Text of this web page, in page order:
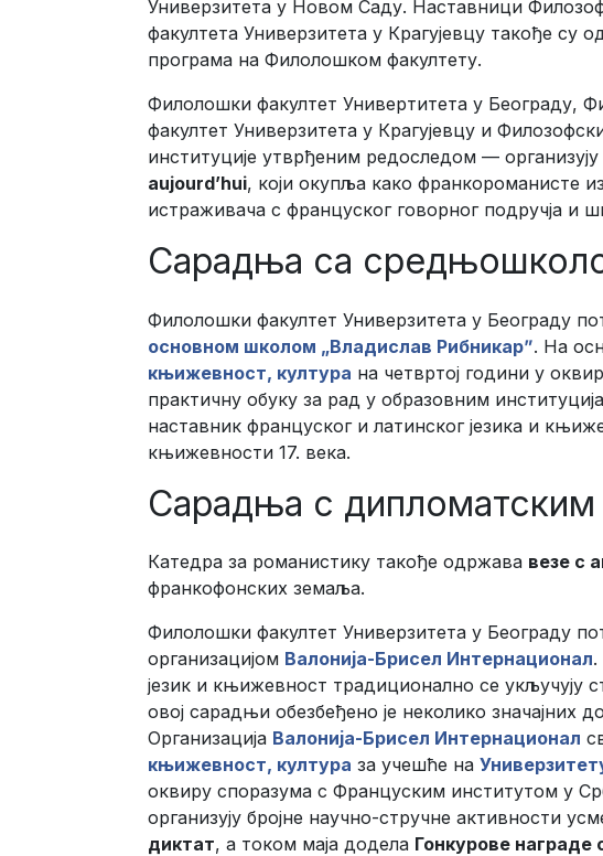
Универзитета у Новом Саду. Наставници
факултета Универзитета у Крагујевцу такође су
програма на Филолошком факултету.
Филолошки факултет Универтитета у Београду,
факултет Универзитета у Крагујевцу и
институције утврђеним редоследом —
aujourd’hui, који окупља како франкороманисте
истраживача с француског говорног подручја и
Сарадња са
Филолошки факултет Универзитета у Београду
основном школом „Владислав Рибникарˮ. На
књижевност, култура на четвртој години у
практичну обуку за рад у образовним
наставник француског и латинског језика и
књижевности 17. века.
Сарадња с
Катедра за романистику такође одржава везе с
франкофонских земаља.
Филолошки факултет Универзитета у Београду
организацијом Валонија-Брисел Интернационал.
језик и књижевност традиционално се укључују
овој сарадњи обезбеђено је неколико значајних
Организација Валонија-Брисел Интернационал
књижевност, култура за учешће на
оквиру споразума с Француским институтом у
организују бројне научно-стручне активности
диктат, а током маја додела Гонкурове награде